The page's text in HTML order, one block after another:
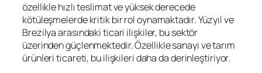
özellikle hızlı teslimat ve yüksek derecede
kötüleşmelerde kritik bir rol oynamaktadır. Yüzyıl ve
Brezilya arasındaki ticari ilişkiler, bu sektör
üzerinden güçlenmektedir. Özellikle sanayi ve tarım
ürünleri ticareti, bu ilişkileri daha da derinleştiriyor.